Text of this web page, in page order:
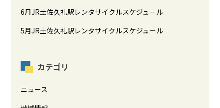
6月JR土佐久礼駅レンタサイクルスケジュール
5月JR土佐久礼駅レンタサイクルスケジュール
カテゴリ
ニュース